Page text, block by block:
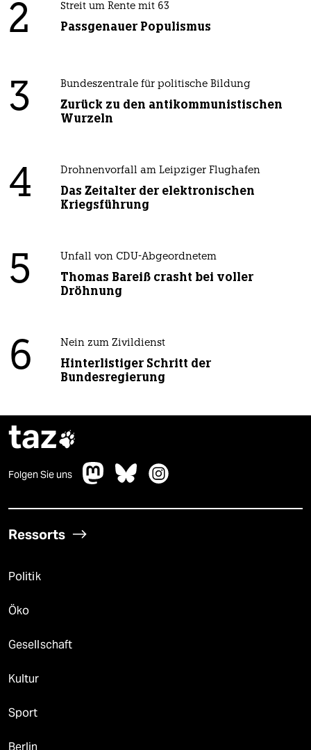
2 Streit um Rente mit 63
Passgenauer Populismus
3 Bundeszentrale für politische Bildung
Zurück zu den antikommunistischen
Wurzeln
4 Drohnenvorfall am Leipziger Flughafen
Das Zeitalter der elektronischen
Kriegsführung
5 Unfall von CDU-Abgeordnetem
Thomas Bareiß crasht bei voller
Dröhnung
6 Nein zum Zivildienst
Hinterlistiger Schritt der
Bundesregierung
taz
Folgen Sie uns
Ressorts
Politik
Öko
Gesellschaft
Kultur
Sport
Berlin